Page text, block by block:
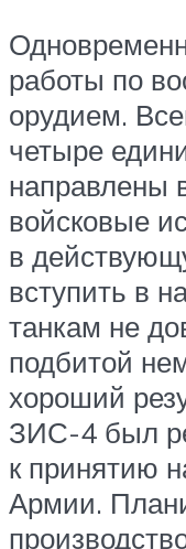
работы по
орудием.
четыре
направлены
войсковые
в
вступить в
танкам не
подбитой
хороший
ЗИС-4 был
к принятию
Армии.